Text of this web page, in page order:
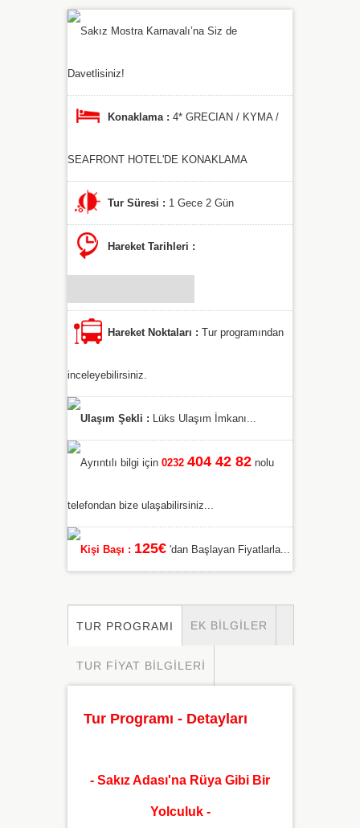
Sakız Mostra Karnavalı’na Siz de
Davetlisiniz!
Konaklama : 4* GRECIAN / KYMA /
SEAFRONT HOTEL'DE KONAKLAMA
Tur Süresi : 1 Gece 2 Gün
Hareket Tarihleri :
Hareket Noktaları : Tur programından
inceleyebilirsiniz.
Ulaşım Şekli : Lüks Ulaşım İmkanı...
Ayrıntılı bilgi için 0232 404 42 82 nolu
telefondan bize ulaşabilirsiniz...
Kişi Başı : 125€ 'dan Başlayan Fiyatlarla...
TUR PROGRAMI EK BILGILER
TUR FIYAT BILGILERI
Tur Programı - Detayları
- Sakız Adası'na Rüya Gibi Bir
Yolculuk -